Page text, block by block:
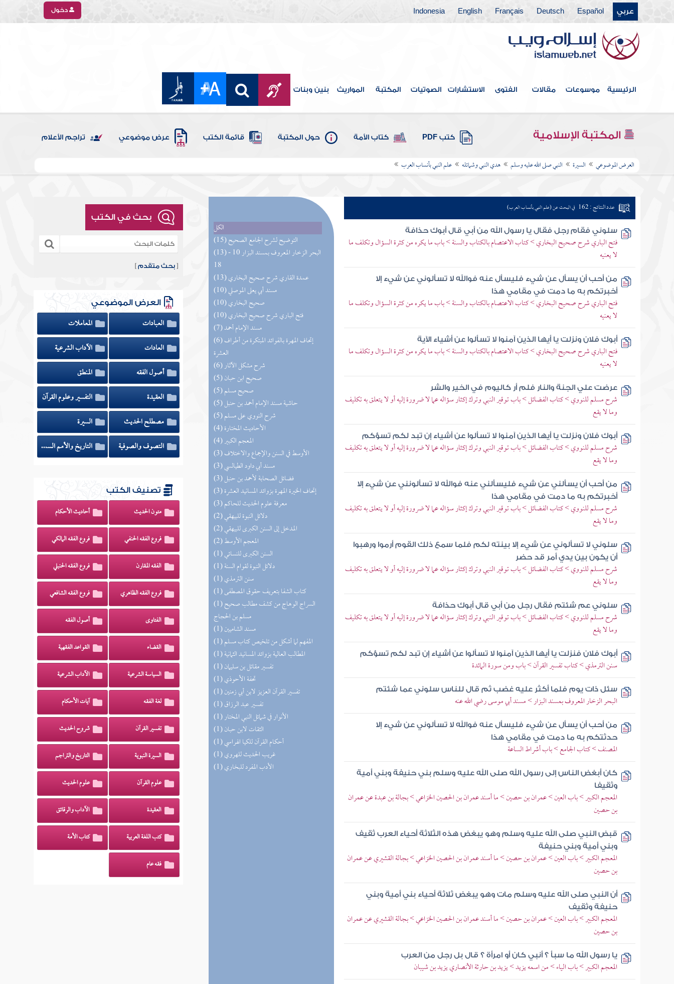
عربي Español
Deutsch
Français
English
Indonesia دخول
الرئيسية موسوعات مقالات الفتوى الاستشارات الصوتيات المكتبة المواريث بنين وبنات
المكتبة الإسلامية كتب PDF كتاب الأمة حول المكتبة قائمة الكتب عرض موضوعي تراجم الأعلام
العرض الموضوعي السيرة النبي صلى الله عليه وسلم هدي النبي وشمائله علم النبي بأنساب العرب
الكل
(15) التوضيح لشرح الجامع الصحيح
(13) البحر الزخار المعروف بمسند البزار 10 -
18
(13) عمدة القاري شرح صحيح البخاري
(10) مسند أبي يعلى الموصلي
(10) صحيح البخاري
(10) فتح الباري شرح صحيح البخاري
(7) مسند الإمام أحمد
(6) إتحاف المهرة بالفوائد المبتكرة من أطراف
العشرة
(6) شرح مشكل الآثار
(5) صحيح ابن حبان
(5) صحيح مسلم
(5) حاشية مسند الإمام أحمد بن حنبل
(5) شرح النووي على مسلم
(4) الأحاديث المختارة
(4) المعجم الكبير
(3) الأوسط في السنن والإجماع والاختلاف
(3) مسند أبي داود الطيالسي
(3) فضائل الصحابة لأحمد بن حنبل
(3) إتحاف الخيرة المهرة بزوائد المسانيد العشرة
(3) معرفة علوم الحديث للحاكم
(2) دلائل النبوة للبيهقي
(2) المدخل إلى السنن الكبرى للبيهقي
(2) المعجم الأوسط
(1) السنن الكبرى للنسائي
(1) دلائل النبوة لقوام السنة
(1) سنن الترمذي
(1) كتاب الشفا بتعريف حقوق المصطفى
(1) السراج الوهاج من كشف مطالب صحيح
مسلم بن الحجاج
(1) مسند الشاميين
(1) المفهم لما أشكل من تلخيص كتاب مسلم
(1) المطالب العالية بزوائد المسانيد الثمانية
(1) تفسير مقاتل بن سليمان
(1) تحفة الأحوذي
(1) تفسير القرآن العزيز لابن أبي زمنين
(1) تفسير عبد الرزاق
(1) الأنوار في شمائل النبي المختار
(1) الثقات لابن حبان
(1) أحكام القرآن للكيا الهراسي
(1) غريب الحديث للهروي
(1) الأدب المفرد للبخاري
عدد النتائج : 162 في البحث عن (علم النبي بأنساب العرب)
سلوني فقام رجل فقال يا رسول الله من أبي قال أبوك حذافة
فتح الباري شرح صحيح البخاري > كتاب الاعتصام بالكتاب والسنة > باب ما يكره من كثرة السؤال وتكلف ما
لا يعنيه
من أحب أن يسأل عن شيء فليسأل عنه فوالله لا تسألوني عن شيء إلا
أخبرتكم به ما دمت في مقامي هذا
فتح الباري شرح صحيح البخاري > كتاب الاعتصام بالكتاب والسنة > باب ما يكره من كثرة السؤال وتكلف ما
لا يعنيه
أبوك فلان ونزلت يا أيها الذين آمنوا لا تسألوا عن أشياء الآية
فتح الباري شرح صحيح البخاري > كتاب الاعتصام بالكتاب والسنة > باب ما يكره من كثرة السؤال وتكلف ما
لا يعنيه
عرضت علي الجنة والنار فلم أر كاليوم في الخير والشر
شرح مسلم للنووي > كتاب الفضائل > باب توقير النبي وترك إكثار سؤاله عما لا ضرورة إليه أو لا يتعلق به تكليف
وما لا يقع
أبوك فلان ونزلت يا أيها الذين آمنوا لا تسألوا عن أشياء إن تبد لكم تسؤكم
شرح مسلم للنووي > كتاب الفضائل > باب توقير النبي وترك إكثار سؤاله عما لا ضرورة إليه أو لا يتعلق به تكليف
وما لا يقع
من أحب أن يسألني عن شيء فليسألني عنه فوالله لا تسألونني عن شيء إلا
أخبرتكم به ما دمت في مقامي هذا
شرح مسلم للنووي > كتاب الفضائل > باب توقير النبي وترك إكثار سؤاله عما لا ضرورة إليه أو لا يتعلق به تكليف
وما لا يقع
سلوني لا تسألوني عن شيء إلا بينته لكم فلما سمع ذلك القوم أرموا ورهبوا
أن يكون بين يدي أمر قد حضر
شرح مسلم للنووي > كتاب الفضائل > باب توقير النبي وترك إكثار سؤاله عما لا ضرورة إليه أو لا يتعلق به تكليف
وما لا يقع
سلوني عم شئتم فقال رجل من أبي قال أبوك حذافة
شرح مسلم للنووي > كتاب الفضائل > باب توقير النبي وترك إكثار سؤاله عما لا ضرورة إليه أو لا يتعلق به تكليف
وما لا يقع
أبوك فلان فنزلت يا أيها الذين آمنوا لا تسألوا عن أشياء إن تبد لكم تسؤكم
سنن الترمذي > كتاب تفسير القرآن > باب ومن سورة المائدة
سئل ذات يوم فلما أكثر عليه غضب ثم قال للناس سلوني عما شئتم
البحر الزخار المعروف بمسند البزار > مسند أبي موسى رضي الله عنه
من أحب أن يسأل عن شيء فليسأل عنه فوالله لا تسألوني عن شيء إلا
حدثتكم به ما دمت في مقامي هذا
المصنف > كتاب الجامع > باب أشراط الساعة
كان أبغض الناس إلى رسول الله صلى الله عليه وسلم بني حنيفة وبني أمية
وثقيفا
المعجم الكبير > باب العين > عمران بن حصين > ما أسند عمران بن الحصين الخزاعي > بجالة بن عبدة عن عمران
بن حصين
قبض النبي صلى الله عليه وسلم وهو يبغض هذه الثلاثة أحياء العرب ثقيف
وبني أمية وبني حنيفة
المعجم الكبير > باب العين > عمران بن حصين > ما أسند عمران بن الحصين الخزاعي > بجالة القشيري عن عمران
بن حصين
أن النبي صلى الله عليه وسلم مات وهو يبغض ثلاثة أحياء بني أمية وبني
حنيفة وثقيف
المعجم الكبير > باب العين > عمران بن حصين > ما أسند عمران بن الحصين الخزاعي > بجالة القشيري عن عمران
بن حصين
يا رسول الله ما سبأ ؟ أنبي كان أو امرأة ؟ قال بل رجل من العرب
المعجم الكبير > باب الياء > من اسمه يزيد > يزيد بن حارثة الأنصاري يزيد بن شيبان
بحث في الكتب
[بحث متقدم ]
العرض الموضوعي
العبادات
المعاملات
العادات
الآداب الشرعية
أصول الفقه
المنطق
العقيدة
التفسير وعلوم القرآن
مصطلح الحديث
السيرة
التصوف والصوفية
التاريخ والأمم السابقة
تصنيف الكتب
متون الحديث أحاديث الأحكام
فروع الفقه الحنفي فروع الفقه المالكي
الفقه المقارن فروع الفقه الحنبلي
فروع الفقه الظاهري فروع الفقه الشافعي
الفتاوى أصول الفقه
القضاء القواعد الفقهية
السياسة الشرعية الآداب الشرعية
لغة الفقه آيات الأحكام
تفسير القرآن شروح الحديث
السيرة النبوية التاريخ والتراجم
علوم القرآن علوم الحديث
العقيدة الآداب والرقائق
كتب اللغة العربية كتاب الأمة
فقه عام